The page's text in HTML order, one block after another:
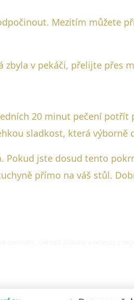
Mezitím můžete
v pekáči, přelijte přes
20 minut pečení potřít
sladkost, která výborně
jste dosud tento
přímo na váš stůl.